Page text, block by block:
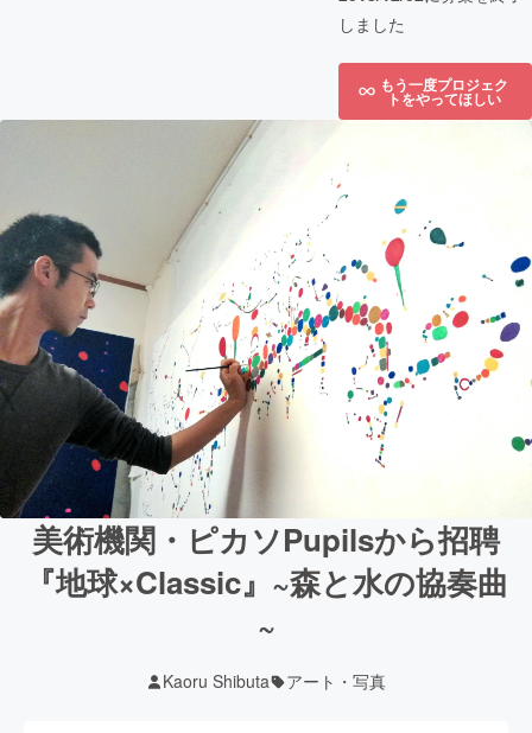
しました
もう一度プロジェク
トをやってほしい
美術機関・ピカソPupilsから招聘
『地球×Classic』~森と水の協奏曲
~
Kaoru Shibuta アート・写真